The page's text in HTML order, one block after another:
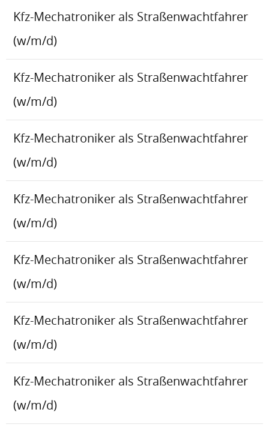
Kfz-Mechatroniker als Straßenwachtfahrer
(w/m/d)
Kfz-Mechatroniker als Straßenwachtfahrer
(w/m/d)
Kfz-Mechatroniker als Straßenwachtfahrer
(w/m/d)
Kfz-Mechatroniker als Straßenwachtfahrer
(w/m/d)
Kfz-Mechatroniker als Straßenwachtfahrer
(w/m/d)
Kfz-Mechatroniker als Straßenwachtfahrer
(w/m/d)
Kfz-Mechatroniker als Straßenwachtfahrer
(w/m/d)